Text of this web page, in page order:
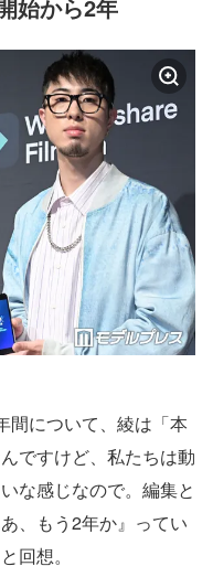
始から2年
間について、綾は「本
ですけど、私たちは動
な感じなので。編集と
、もう2年か』ってい
回想。